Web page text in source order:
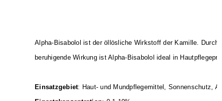
Alpha-Bisabolol ist der öllösliche Wirkstoff der Kamille. Durch
beruhigende Wirkung ist Alpha-Bisabolol ideal in
Einsatzgebiet: Haut- und Mundpflegemittel, Sonnenschutz,